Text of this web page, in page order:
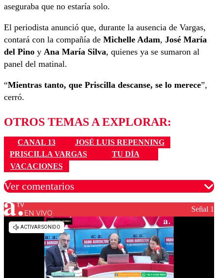
aseguraba que no estaría solo.
El periodista anunció que, durante la ausencia de Vargas,
contará con la compañía de Michelle Adam, José María
del Pino y Ana María Silva, quienes ya se sumaron al
panel del matinal.
“Mientras tanto, que Priscilla descanse, se lo merece”,
cerró.
OTROS TEMAS A EXPLORAR:
CANAL 13
JOSÉ LUIS REPENNING
PRISCILLA VARGAS
TU DÍA
VACACIONES
Ver comentarios
Los comentarios son moderados para garantizar un
diálogo respetuoso.
EN VIVO Señal 1